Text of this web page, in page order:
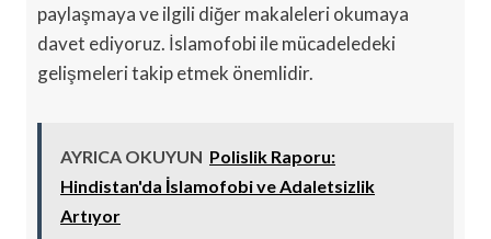
paylaşmaya ve ilgili diğer makaleleri okumaya
davet ediyoruz. İslamofobi ile mücadeledeki
gelişmeleri takip etmek önemlidir.
AYRICA OKUYUN Polislik Raporu:
Hindistan'da İslamofobi ve Adaletsizlik
Artıyor